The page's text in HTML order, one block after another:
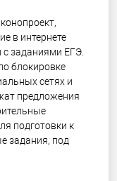
в интернете
заданиями ЕГЭ.
блокировке
сетях и
предложения
подготовки к
задания, под